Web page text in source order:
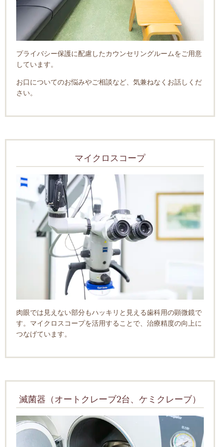
プライバシー保護に配慮したカウンセリングルームをご用意
しています。
お口についてのお悩みやご相談など、気兼ねなくお話しくだ
さい。
マイクロスコープ
肉眼では見えない部分もハッキリと見える歯科用の顕微鏡で
す。マイクロスコープを活用することで、治療精度の向上に
つなげています。
滅菌器（オートクレーブ2台、ケミクレーブ）